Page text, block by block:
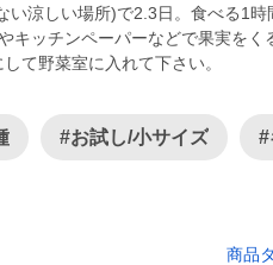
涼しい場所)で2.3日。食べる1時
キッチンペーパーなどで果実をく
て野菜室に入れて下さい。
#お試し/小サイズ #
商品